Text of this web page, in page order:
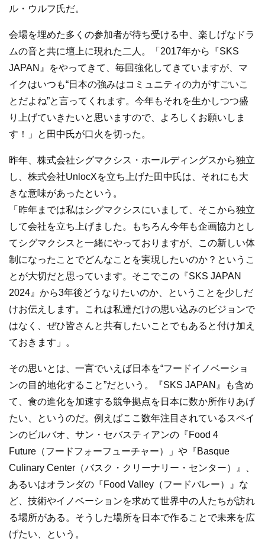
ル・ウルフ氏だ。
会場を埋めた多くの参加者が待ち受ける中、楽しげなドラ
ムの音と共に壇上に現れた二人。「2017年から『SKS
JAPAN』をやってきて、毎回強化してきていますが、マ
イクはいつも“日本の強みはコミュニティの力がすごいこ
とだよね”と言ってくれます。今年もそれを生かしつつ盛
り上げていきたいと思いますので、よろしくお願いしま
す！」と田中氏が口火を切った。
昨年、株式会社シグマクシス・ホールディングスから独立
し、株式会社UnlocXを立ち上げた田中氏は、それにも大
きな意味があったという。
「昨年までは私はシグマクシスにいまして、そこから独立
して会社を立ち上げました。もちろん今年も企画協力とし
てシグマクシスと一緒にやっておりますが、この新しい体
制になったことでどんなことを実現したいのか？というこ
とが大切だと思っています。そこでこの『SKS JAPAN
2024』から3年後どうなりたいのか、ということを少しだ
けお伝えします。これは私達だけの思い込みのビジョンで
はなく、ぜひ皆さんと共有したいことでもあると付け加え
ておきます」。
その思いとは、一言でいえば日本を“フードイノベーショ
ンの目的地化すること”だという。『SKS JAPAN』も含め
て、食の進化を加速する競争拠点を日本に数か所作りあげ
たい、というのだ。例えばここ数年注目されているスペイ
ンのビルバオ、サン・セバスティアンの『Food 4
Future（フードフォーフューチャー）」や『Basque
Culinary Center（バスク・クリーナリー・センター）』、
あるいはオランダの『Food Valley（フードバレー）』な
ど、技術やイノベーションを求めて世界中の人たちが訪れ
る場所がある。そうした場所を日本で作ることで未来を広
げたい、という。